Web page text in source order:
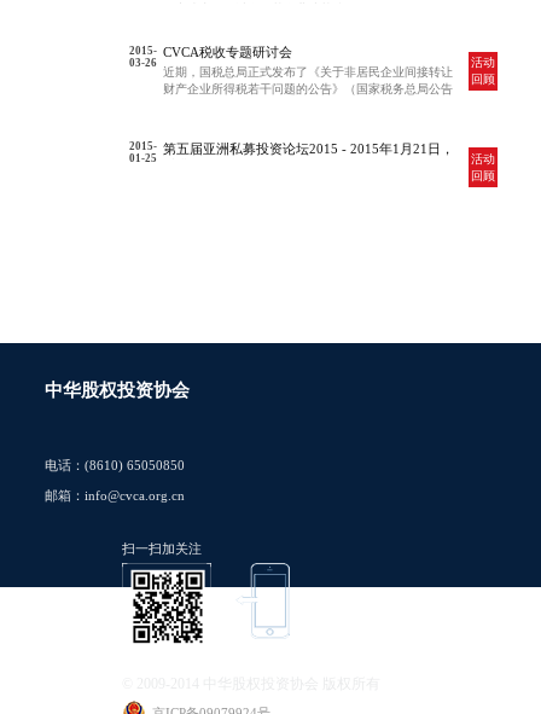
关重要。
2015-
03-26
活动
回顾
CVCA税收专题研讨会
近期，国税总局正式发布了《关于非居民企业间接转让
财产企业所得税若干问题的公告》（国家税务总局公告
2015-
01-25
活动
回顾
第五届亚洲私募投资论坛2015 - 2015年1月21日，
中华股权投资协会
电话：(8610) 65050850
邮箱：info@cvca.org.cn
扫一扫加关注